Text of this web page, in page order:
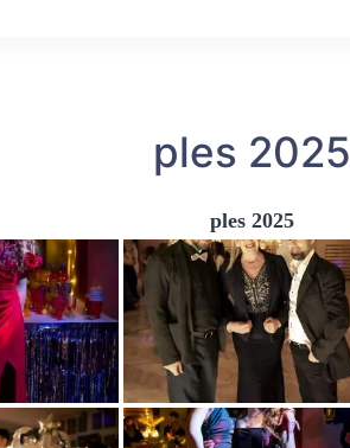
ples 2025
ples 2025